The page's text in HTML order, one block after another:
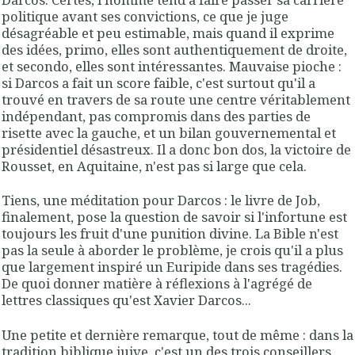
politique avant ses convictions, ce que je juge
désagréable et peu estimable, mais quand il exprime
des idées, primo, elles sont authentiquement de droite,
et secondo, elles sont intéressantes. Mauvaise pioche :
si Darcos a fait un score faible, c'est surtout qu'il a
trouvé en travers de sa route une centre véritablement
indépendant, pas compromis dans des parties de
risette avec la gauche, et un bilan gouvernemental et
présidentiel désastreux. Il a donc bon dos, la victoire de
Rousset, en Aquitaine, n'est pas si large que cela.
Tiens, une méditation pour Darcos : le livre de Job,
finalement, pose la question de savoir si l'infortune est
toujours les fruit d'une punition divine. La Bible n'est
pas la seule à aborder le problème, je crois qu'il a plus
que largement inspiré un Euripide dans ses tragédies.
De quoi donner matière à réflexions à l'agrégé de
lettres classiques qu'est Xavier Darcos...
Une petite et dernière remarque, tout de même : dans la
tradition biblique juive, c'est un des trois conseillers